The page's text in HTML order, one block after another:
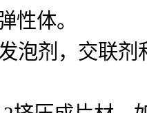
性体。
泡剂，交联剂